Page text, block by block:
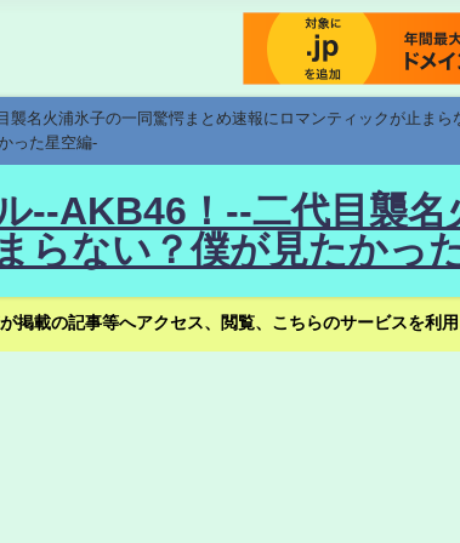
襲名火浦氷子の一同驚愕まとめ速報にロマンティックが止ま
った星空編-
--AKB46！--二代目襲
らない？僕が見たかっ
掲載の記事等へアクセス、閲覧、こちらのサービスを利